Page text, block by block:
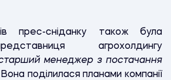
прес-сніданку також була
агрохолдингу
менеджер з постачання
Вона поділилася планами компанії